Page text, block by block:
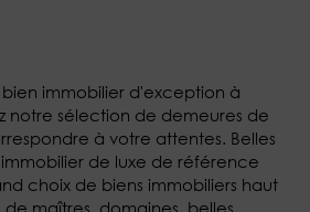
immobilier d'exception à
notre sélection de demeures de
à votre attentes. Belles
de luxe de référence
choix de biens immobiliers haut
maîtres, domaines, belles